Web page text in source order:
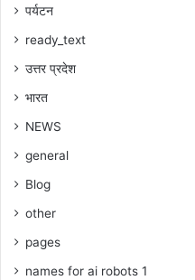
पर्यटन
ready_text
उत्तर प्रदेश
भारत
NEWS
general
Blog
other
pages
names for ai robots 1